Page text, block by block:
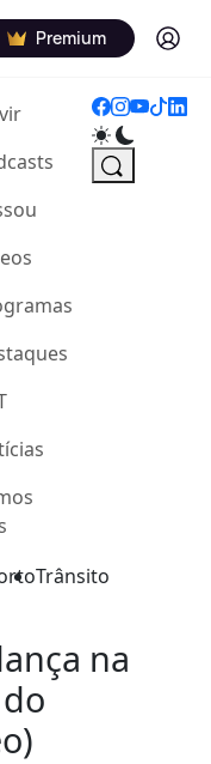
Premium Log in
(current)
Trânsito
na